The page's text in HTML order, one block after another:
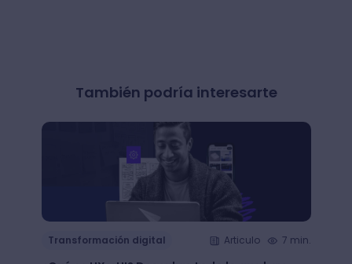
También podría interesarte
Transformación digital Articulo 7 min.